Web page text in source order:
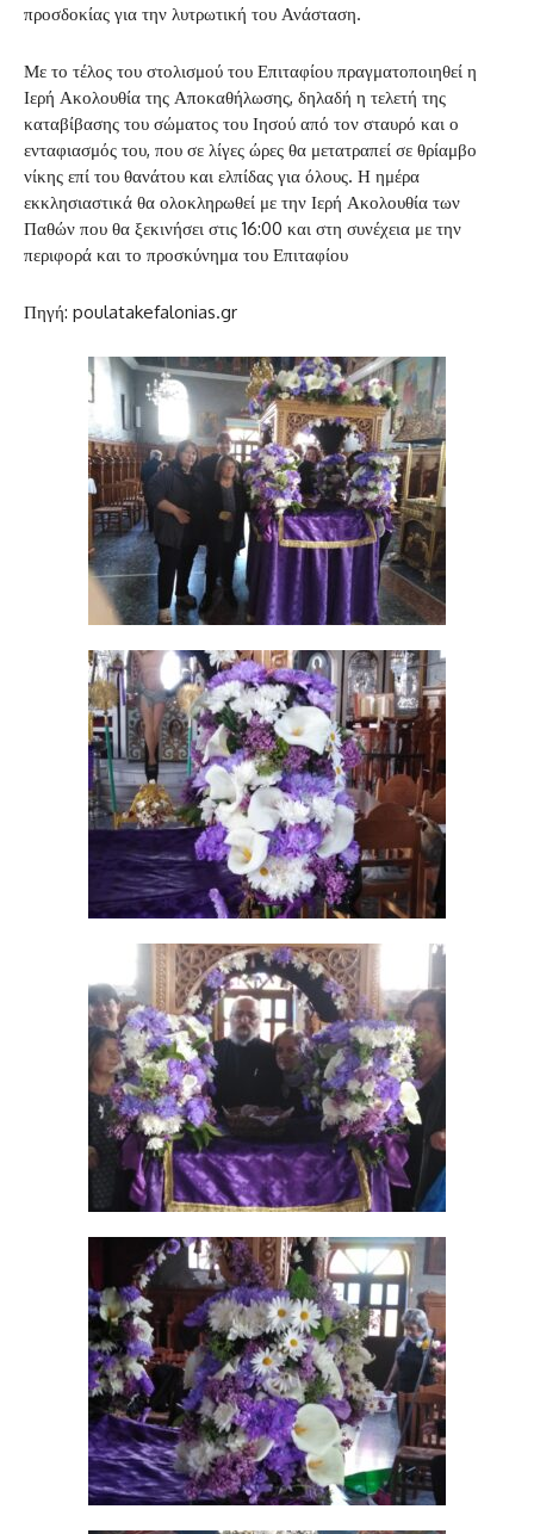
προσδοκίας για την λυτρωτική του Ανάσταση.
Με το τέλος του στολισμού του Επιταφίου πραγματοποιηθεί η
Ιερή Ακολουθία της Αποκαθήλωσης, δηλαδή η τελετή της
καταβίβασης του σώματος του Ιησού από τον σταυρό και ο
ενταφιασμός του, που σε λίγες ώρες θα μετατραπεί σε θρίαμβο
νίκης επί του θανάτου και ελπίδας για όλους. Η ημέρα
εκκλησιαστικά θα ολοκληρωθεί με την Ιερή Ακολουθία των
Παθών που θα ξεκινήσει στις 16:00 και στη συνέχεια με την
περιφορά και το προσκύνημα του Επιταφίου
Πηγή: poulatakefalonias.gr